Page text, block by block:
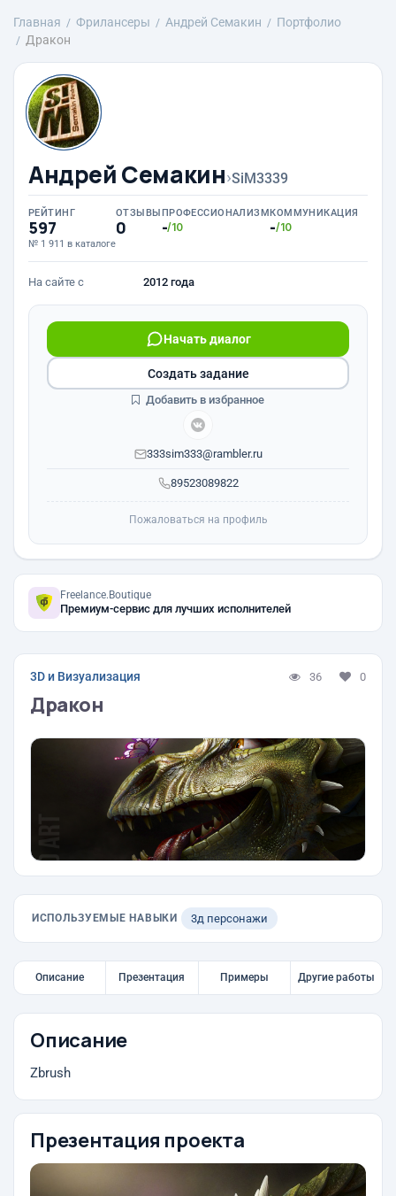
Главная Фрилансеры Андрей Семакин
Портфолио
Дракон
Андрей Семакин›SiM3339
РЕЙТИНГ
597
№ 1 911 в каталоге
ОТЗЫВЫ
0
ПРОФЕССИОНАЛИЗМ
-/10
КОММУНИКАЦИЯ
-/10
На сайте с 2012 года
89523089822
Начать диалог
333sim333@rambler.ru
Создать задание
Добавить в избранное
Пожаловаться на профиль
Freelance.Boutique
Премиум-сервис для лучших исполнителей
3D и Визуализация 36 0
Дракон
ИСПОЛЬЗУЕМЫЕ НАВЫКИ 3д персонажи
Описание Презентация Примеры Другие работы
Описание
Zbrush
Презентация проекта